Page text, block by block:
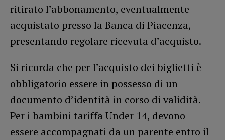
ritirato l’abbonamento, eventualmente
acquistato presso la Banca di Piacenza,
presentando regolare ricevuta d’acquisto.
Si ricorda che per l’acquisto dei biglietti è
obbligatorio essere in possesso di un
documento d’identità in corso di validità.
Per i bambini tariffa Under 14, devono
essere accompagnati da un parente entro il